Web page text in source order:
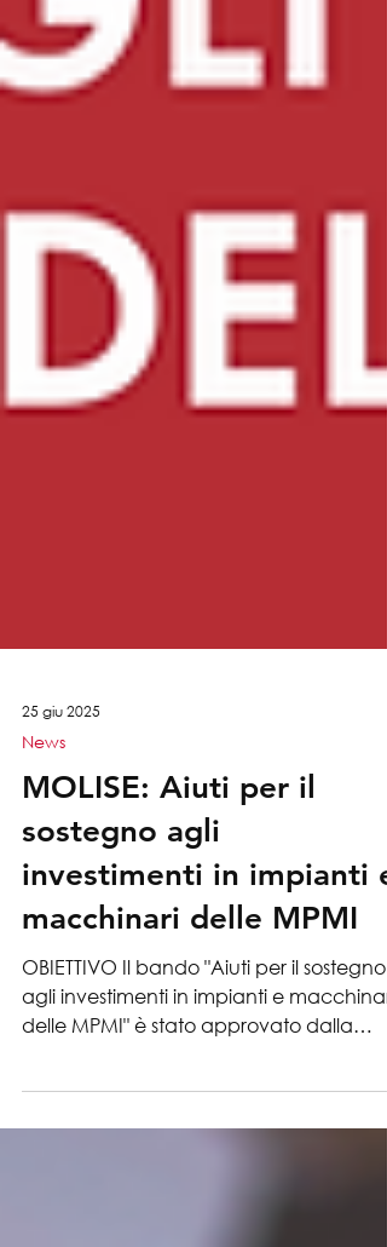
25 giu 2025
News
MOLISE: Aiuti per il
sostegno agli
investimenti in impianti e
macchinari delle MPMI
OBIETTIVO Il bando "Aiuti per il sostegno
agli investimenti in impianti e macchinari
Regione Molise...